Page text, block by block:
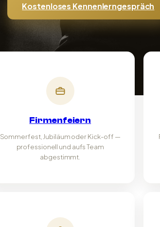
Kostenloses Kennenlerngespräch
Firmenfeiern
Sommerfest, Jubiläum oder Kick-off —
professionell und aufs Team
abgestimmt.